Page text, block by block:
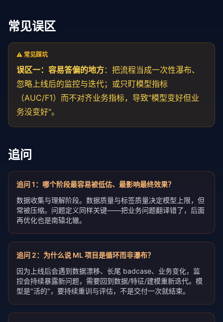
常见误区
⚠️ 常见踩坑
误区一：容易答偏的地方：把流程当成一次性瀑布、
忽略上线后的监控与迭代；或只盯模型指标
（AUC/F1）而不对齐业务指标，导致"模型变好但业
务没变好"。
追问
追问1 ： 哪个阶段最容易被低估、最影响最终效果？
数据收集与理解阶段。数据质量与标签质量决定模型上限，但
常被压缩。问题定义同样关键——把业务问题翻译错了，后面
再优化也是南辕北辙。
追问 2： 为什么说 ML 项目是循环而非瀑布？
因为上线后会遇到数据漂移、长尾 badcase、业务变化，监
控会持续暴露新问题，需要回到数据/特征/建模重新迭代。模
型是"活的"，要持续重训与评估，不是交付一次就结束。